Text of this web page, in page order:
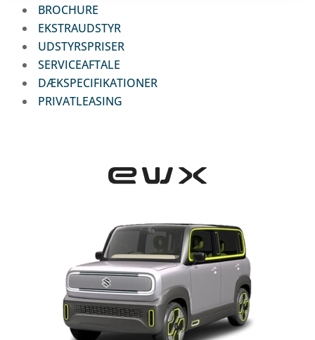
BROCHURE
EKSTRAUDSTYR
UDSTYRSPRISER
SERVICEAFTALE
DÆKSPECIFIKATIONER
PRIVATLEASING